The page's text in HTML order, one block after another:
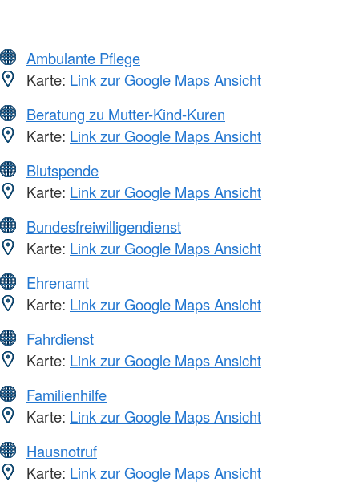
Ambulante Pflege
Karte: Link zur Google Maps Ansicht
Beratung zu Mutter-Kind-Kuren
Karte: Link zur Google Maps Ansicht
Blutspende
Karte: Link zur Google Maps Ansicht
Bundesfreiwilligendienst
Karte: Link zur Google Maps Ansicht
Ehrenamt
Karte: Link zur Google Maps Ansicht
Fahrdienst
Karte: Link zur Google Maps Ansicht
Familienhilfe
Karte: Link zur Google Maps Ansicht
Hausnotruf
Karte: Link zur Google Maps Ansicht